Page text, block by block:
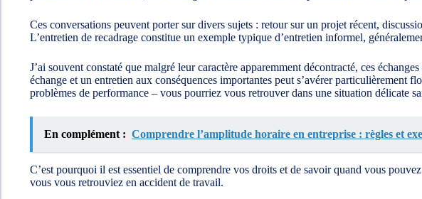
Ces conversations peuvent porter sur divers sujets : retour sur un projet récent,
L’entretien de recadrage constitue un exemple typique d’entretien informel,
J’ai souvent constaté que malgré leur caractère apparemment décontracté, ces
échange et un entretien aux conséquences importantes peut s’avérer particulièrement
problèmes de performance – vous pourriez vous retrouver dans une situation délicate
En complément : Comprendre l’amplitude horaire en entreprise : règles et
C’est pourquoi il est essentiel de comprendre vos droits et de savoir quand vous pouvez
vous vous retrouviez en accident de travail.